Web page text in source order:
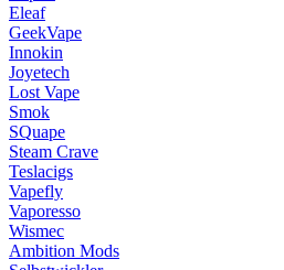
Eleaf
GeekVape
Innokin
Joyetech
Lost Vape
Smok
SQuape
Steam Crave
Teslacigs
Vapefly
Vaporesso
Wismec
Ambition Mods